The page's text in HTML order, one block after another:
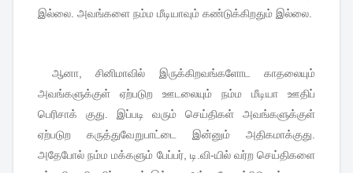
இல்லை அவங்களை நம்ம மீடியாவும் கண்டுக்கிறதும் இல்லை
ஆனா, சினிமாவில் இருக்கிறவங்களோட
காதலையும்
அவங்களுக்குள்
ஏற்படுற ஊடலையும் நம்ம மீடியா
ஊதிப்
பெரிசாக்
குது இப்படி வரும் செய்திகள்
அவங்களுக்குள்
ஏற்படுற
கருத்துவேறுபாட்டை இன்னும் அதிகமாக்குது
அதேபோல் நம்ம மக்களும் பேப்பர், டி வி-யில் வர்ற செய்திகளை